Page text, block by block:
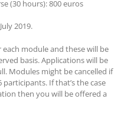
(30 hours): 800 euros
2019.
each module and these will be
basis. Applications will be
Modules might be cancelled if
If that’s the case
then you will be offered a